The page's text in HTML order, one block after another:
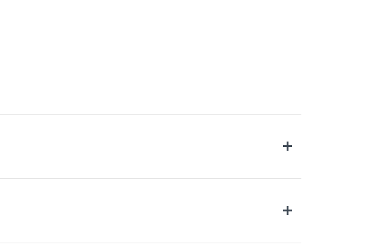
пищи уже более 160 лет. Каждое изделие